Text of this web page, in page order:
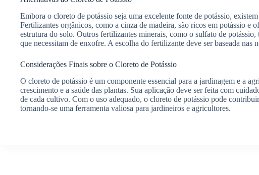
Embora o cloreto de potássio seja uma excelente fonte de potássio,
Fertilizantes orgânicos, como a cinza de madeira, são ricos em potássio e
estrutura do solo. Outros fertilizantes minerais, como o sulfato de
que necessitam de enxofre. A escolha do fertilizante deve ser baseada nas
Considerações Finais sobre o Cloreto de Potássio
O cloreto de potássio é um componente essencial para a jardinagem e a
crescimento e a saúde das plantas. Sua aplicação deve ser feita com
de cada cultivo. Com o uso adequado, o cloreto de potássio pode
tornando-se uma ferramenta valiosa para jardineiros e agricultores.